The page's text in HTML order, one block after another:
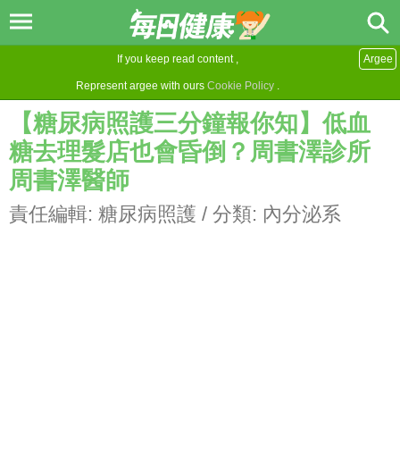
If you keep read content ,
Represent argee with ours Cookie Policy .
Argee
【糖尿病照護三分鐘報你知】低血
糖去理髮店也會昏倒？周書澤診所
周書澤醫師
責任編輯: 糖尿病照護 / 分類: 內分泌系